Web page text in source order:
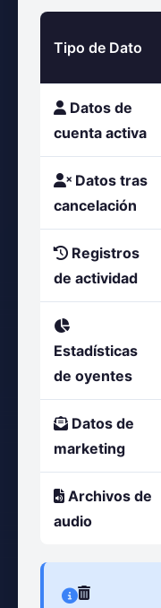
Tipo de Dato
Datos de
cuenta activa
Datos tras
cancelación
Registros
de actividad
Estadísticas
de oyentes
Datos de
marketing
Archivos de
audio